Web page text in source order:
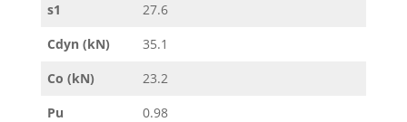
s1
27.6
Cdyn (kN)
35.1
Co (kN)
23.2
Pu
0.98